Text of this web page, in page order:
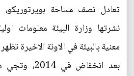
تعادل نصف مساحة بويرتوريكو،
نشرتها وزارة البيئة معلومات
معنية بالبيئة في الاونة الاخيرة
بعد انخفاض